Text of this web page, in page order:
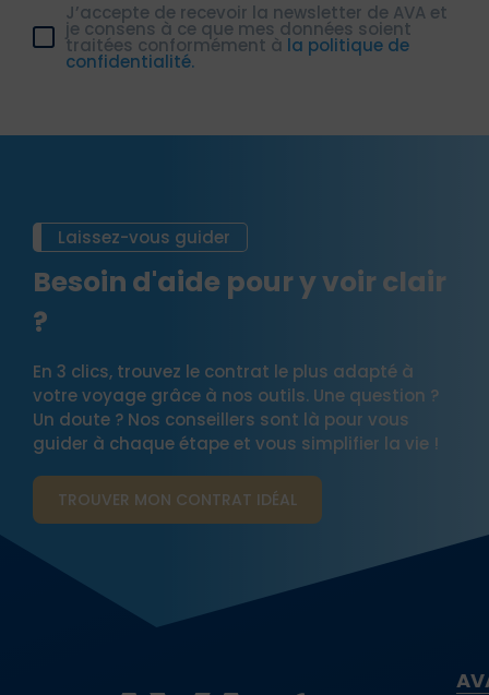
J’accepte de recevoir la newsletter de AVA et
je consens à ce que mes données soient
traitées conformément à la politique de
confidentialité.
Laissez-vous guider
Besoin d'aide pour y voir clair
?
En 3 clics, trouvez le contrat le plus adapté à
votre voyage grâce à nos outils. Une question ?
Un doute ? Nos conseillers sont là pour vous
guider à chaque étape et vous simplifier la vie !
TROUVER MON CONTRAT​ IDÉAL